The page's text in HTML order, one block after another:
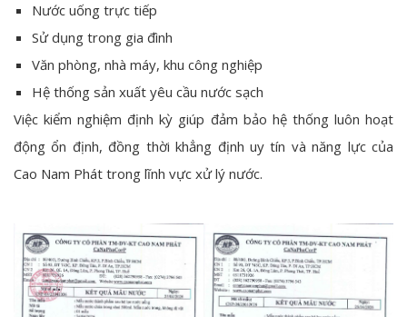
Nước uống trực tiếp
Sử dụng trong gia đình
Văn phòng, nhà máy, khu công nghiệp
Hệ thống sản xuất yêu cầu nước sạch
Việc kiểm nghiệm định kỳ giúp đảm bảo hệ thống luôn hoạt
động ổn định, đồng thời khẳng định uy tín và năng lực của
Cao Nam Phát trong lĩnh vực xử lý nước.